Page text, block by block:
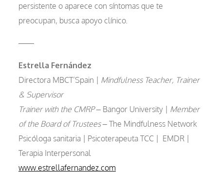
persistente o aparece con síntomas que te
preocupan, busca apoyo clínico.
——
Estrella Fernández
Directora MBCT’Spain | Mindfulness Teacher, Trainer
& Supervisor
Trainer with the CMRP– Bangor University | Member
of the Board of Trustees– The Mindfulness Network
Psicóloga sanitaria | Psicoterapeuta TCC | EMDR |
Terapia Interpersonal
www.estrellafernandez.com